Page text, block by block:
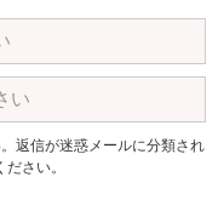
返信が迷惑メールに分類され
さい。